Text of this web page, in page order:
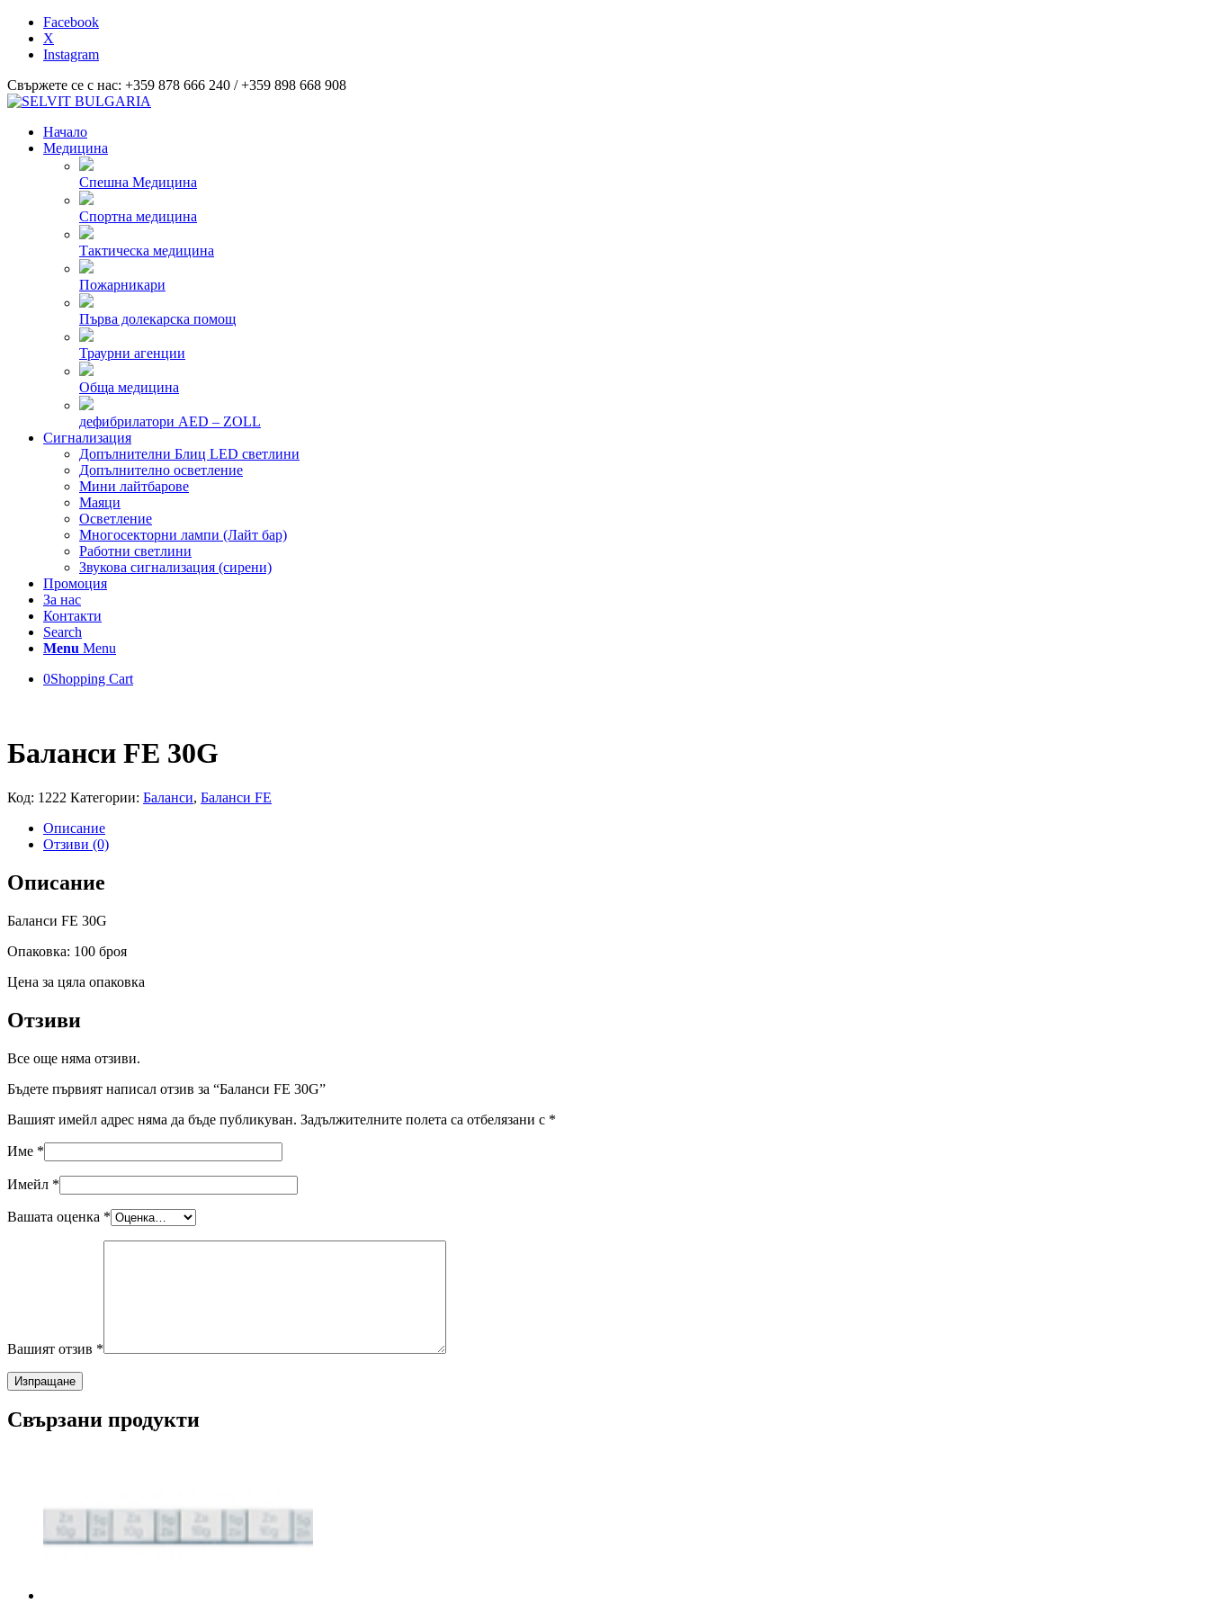
Facebook
X
Instagram
Свържете се с нас: +359 878 666 240 / +359 898 668 908
Начало
Медицина
Спешна Медицина
Спортна медицина
Тактическа медицина
Пожарникари
Първа долекарска помощ
Траурни агенции
Обща медицина
дефибрилатори AED – ZOLL
Сигнализация
Допълнителни Блиц LED светлини
Допълнително осветление
Мини лайтбарове
Маяци
Осветление
Многосекторни лампи (Лайт бар)
Работни светлини
Звукова сигнализация (сирени)
Промоция
За нас
Контакти
Search
Menu Menu
0Shopping Cart
Баланси FE 30G
Код: 1222 Категории: Баланси, Баланси FE
Описание
Отзиви (0)
Описание
Баланси FE 30G
Опаковка: 100 броя
Цена за цяла опаковка
Отзиви
Все още няма отзиви.
Бъдете първият написал отзив за “Баланси FE 30G”
Вашият имейл адрес няма да бъде публикуван. Задължителните полета са отбелязани с *
Име *
Имейл *
Вашата оценка *
Вашият отзив *
Свързани продукти